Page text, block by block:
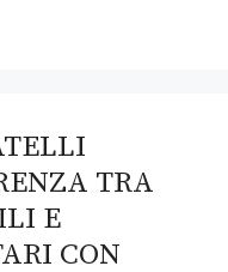
TRA
E
CON